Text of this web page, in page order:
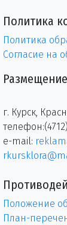
Политика
Политика
Согласие на
г. Курск,
e-mail:
Положение
План-